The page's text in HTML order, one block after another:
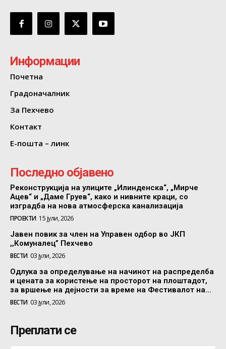
Информации
Почетна
Градоначалник
За Пехчево
Контакт
Е-пошта – линк
Последно објавено
Реконструкција на улиците „Илинденска“, „Мирче
Ацев“ и „Даме Груев“, како и нивните краци, со
изградба на нова атмосферска канализација
ПРОЕКТИ 15 јули, 2026
Јавен повик за член на Управен одбор во ЈКП
,,Комуналец” Пехчево
ВЕСТИ 03 јули, 2026
Одлука за определување на начинот на распределба
и цената за користење на просторот на плоштадот,
за вршење на дејности за време на Фестивалот на...
ВЕСТИ 03 јули, 2026
Преплати се